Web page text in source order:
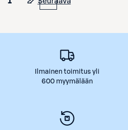
Ilmainen toimitus yli
600 myymälään